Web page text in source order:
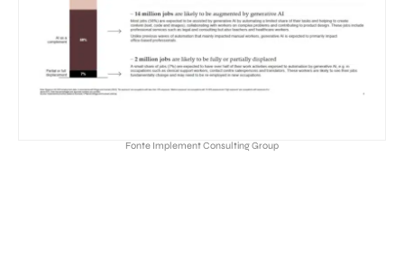
Fonte Implement Consulting Group